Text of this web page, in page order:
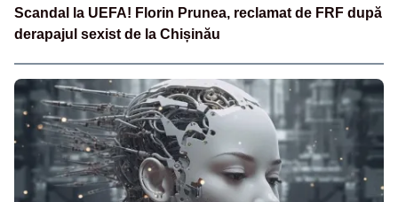
Scandal la UEFA! Florin Prunea, reclamat de FRF după
derapajul sexist de la Chișinău